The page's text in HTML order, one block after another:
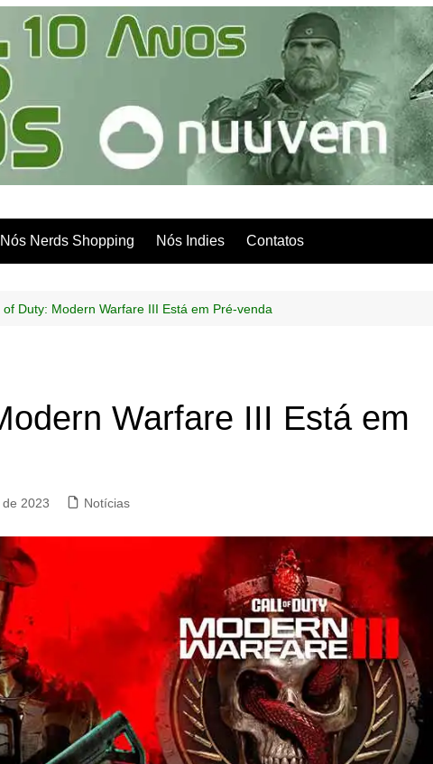
Nós Nerds Shopping Nós Indies Contatos
of Duty: Modern Warfare III Está em Pré-venda
Warfare III Está em
2023 Notícias